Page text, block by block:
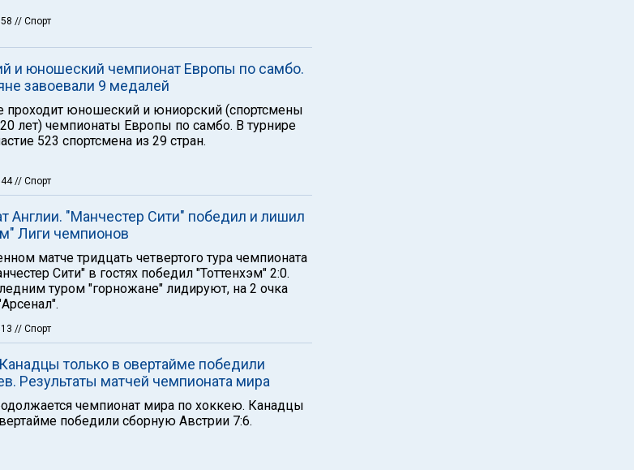
// Спорт
и юношеский чемпионат Европы по самбо.
завоевали 9 медалей
проходит юношеский и юниорский (спортсмены
лет) чемпионаты Европы по самбо. В турнире
523 спортсмена из 29 стран.
// Спорт
Англии. "Манчестер Сити" победил и лишил
Лиги чемпионов
матче тридцать четвертого тура чемпионата
Сити" в гостях победил "Тоттенхэм" 2:0.
туром "горножане" лидируют, на 2 очка
// Спорт
только в овертайме победили
Результаты матчей чемпионата мира
чемпионат мира по хоккею. Канадцы
победили сборную Австрии 7:6.